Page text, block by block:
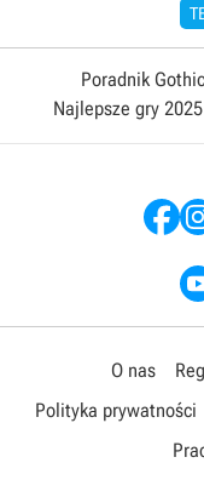
Poradnik
Najlepsze gry
O nas
Polityka prywatności